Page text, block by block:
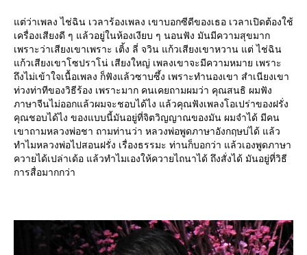
ต่ว่าเพลง ไช่ฉิน เวลาร้องเพลง เขาบอกซีดีของเธอ เวลาเปิดต้องใช้
เครื่องเสียงดี ๆ แล้วอยู่ในห้องเงียบ ๆ นอนฟัง มันมีความสุขมาก
เพราะว่าเสียงเขาเพราะ เติ้ง ลี่ จวิน แก้วเสียงเขาหวาน แต่ ไช่ฉิน
ก้วเสียงเขาโซปราโน่ เสียงใหญ่ เพลงเขาจะมีความหมาย เพราะ
ถึงไม่เข้าใจเนื้อเพลง ก็ฟังแล้วซาบซึ้ง เพราะทำนองเขา สำเนียงเขา
ท่วงท่าทีของวิธีร้อง เพราะมาก คนเคยถามผมว่า คุณสนธิ ผมฟัง
ภาษาจีนไม่ออกแล้วผมจะชอบได้ไง แล้วคุณฟังเพลงโอเปร่าของฝรั่ง
คุณชอบได้ไง ของแบบนี้มันอยู่ที่จิตวิญญาณของมัน ผมจำได้ มีคน
เขาถามหลวงพ่อชา ถามท่านว่า หลวงพ่อพูดภาษาอังกฤษบ่ได้ แล้ว
ทำไมหลวงพ่อไปสอนฝรั่ง เรื่องธรรมะ ท่านก็บอกว่า แล้วเองพูดภาษา
ควายได้เปล่าเด้อ แล้วทำไมเองให้ควายไถนาได้ ถึงสั่งได้ มันอยู่ที่วิธี
การสื่อมากกว่า